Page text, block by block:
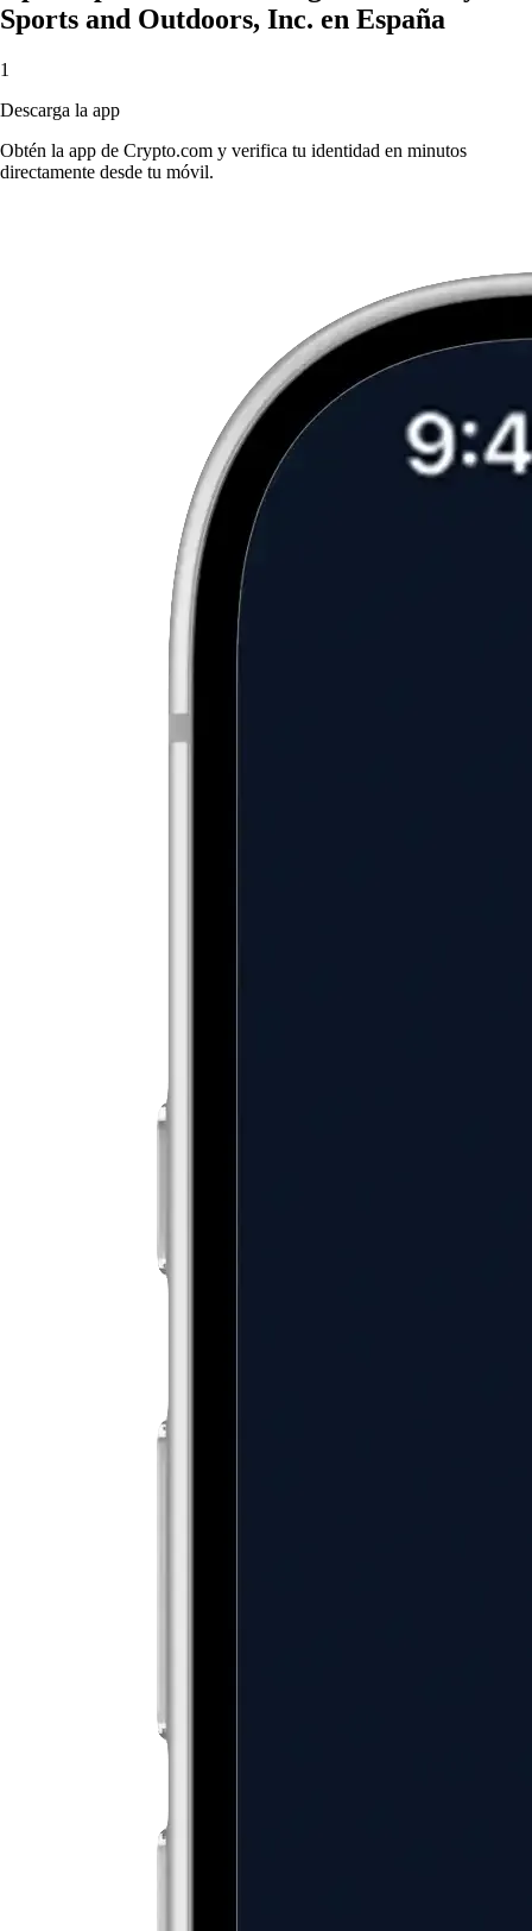
Sports and Outdoors, Inc. en España
1
Descarga la app
Obtén la app de Crypto.com y verifica tu identidad en minutos
directamente desde tu móvil.